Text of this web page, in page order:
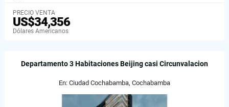
PRECIO VENTA
US$34,356
Dólares Americanos
Departamento 3 Habitaciones Beijing casi Circunvalacion
En: Ciudad Cochabamba, Cochabamba